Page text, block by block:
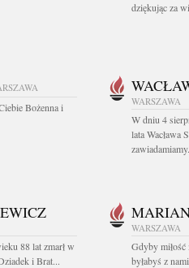
dziękując za
Bożenna i
WARSZAWA
W dniu 4
lata Wacława
88 lat zmarł w
i Brat...
WARSZAWA
Gdyby miłość
byłabyś z